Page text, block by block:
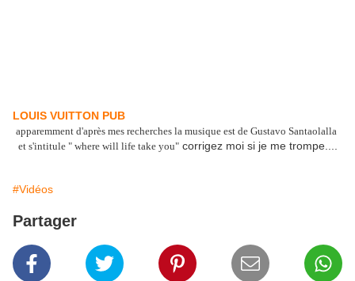
LOUIS VUITTON PUB
apparemment d'après mes recherches la musique est de Gustavo Santaolalla
et s'intitule " where will life take you"corrigez moi si je me trompe....
#Vidéos
Partager